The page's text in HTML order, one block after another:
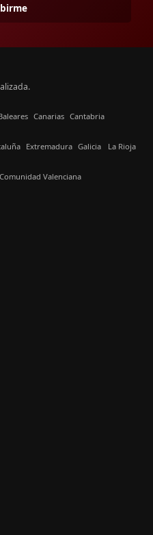
Canarias Cantabria
Extremadura Galicia La Rioja
Comunidad Valenciana